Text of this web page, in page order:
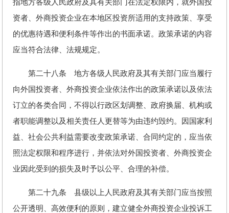
指地方各级人民政府及其有关部门在法定权限内，就外国投
资者、外商投资企业在本地区投资所适用的支持政策、享受
的优惠待遇和便利条件等作出的书面承诺。政策承诺的内容
应当符合法律、法规规定。
第二十八条 地方各级人民政府及其有关部门应当履行
向外国投资者、外商投资企业依法作出的政策承诺以及依法
订立的各类合同，不得以行政区划调整、政府换届、机构或
者职能调整以及相关责任人更替等为由违约毁约。因国家利
益、社会公共利益需要改变政策承诺、合同约定的，应当依
照法定权限和程序进行，并依法对外国投资者、外商投资企
业因此受到的损失及时予以公平、合理的补偿。
第二十九条 县级以上人民政府及其有关部门应当按照
公开透明、高效便利的原则，建立健全外商投资企业投诉工